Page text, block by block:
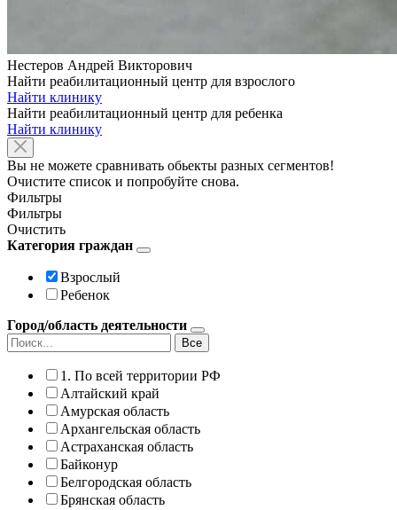
Нестеров Андрей Викторович
Найти реабилитационный центр для взрослого
Найти клинику
Найти реабилитационный центр для ребенка
Найти клинику
Вы не можете сравнивать обьекты разных сегментов!
Очистите список и попробуйте снова.
Фильтры
Фильтры
Очистить
Категория граждан
Взрослый
Ребенок
Город/область деятельности
Все
1. По всей территории РФ
Алтайский край
Амурская область
Архангельская область
Астраханская область
Байконур
Белгородская область
Брянская область